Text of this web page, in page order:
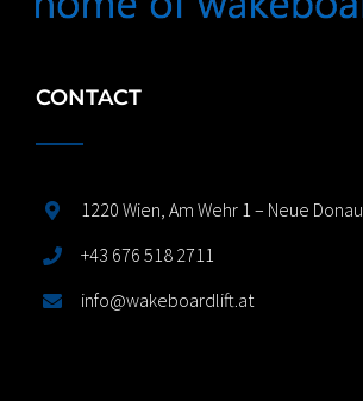
CONTACT
1220 Wien, Am Wehr 1 – Neue Donau
+43 676 518 2711
info@wakeboardlift.at